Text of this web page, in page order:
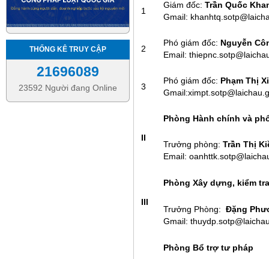
THỐNG KÊ TRUY CẬP
21696089
23592 Người đang Online
1
Giám đốc: Trần Quốc
Gmail:
2
Phó giám đốc: Nguyễn
Email:
3
Phó giám đốc: Phạm Thị
Phòng Hành chính và
Trưởng phòng: Trần Thị
Email:
Phòng Xây dựng, kiểm
Trưởng Phòng: Đặng
Gmail:
Phòng Bổ trợ tư pháp